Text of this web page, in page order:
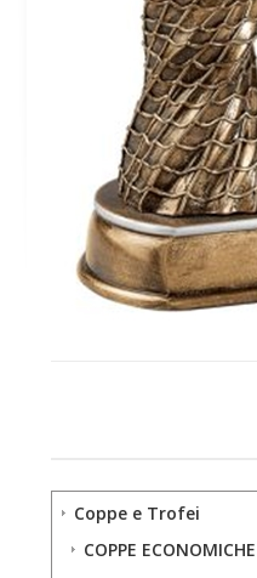
Coppe e Trofei
COPPE ECONOMICHE